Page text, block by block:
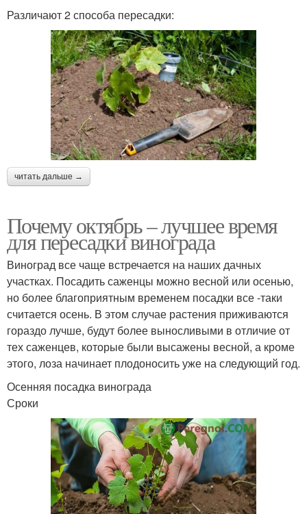
Различают 2 способа пересадки:
читать дальше →
Почему октябрь – лучшее время
для пересадки винограда
Виноград все чаще встречается на наших дачных
участках. Посадить саженцы можно весной или осенью,
но более благоприятным временем посадки все -таки
считается осень. В этом случае растения приживаются
гораздо лучше, будут более выносливыми в отличие от
тех саженцев, которые были высажены весной, а кроме
этого, лоза начинает плодоносить уже на следующий год.
Осенняя посадка винограда
Сроки